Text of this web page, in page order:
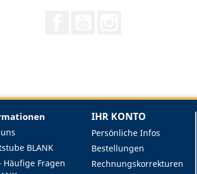
BLANK
Häufige Fragen
IHR KONTO
Persönliche Infos
Bestellungen
Rechnungskorrekturen